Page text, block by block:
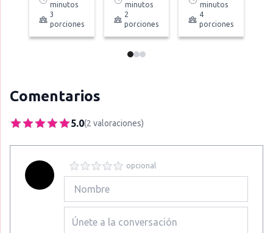
minutos
3
porciones
minutos
2
porciones
minutos
4
porciones
Comentarios
5.0(2 valoraciones)
opcional